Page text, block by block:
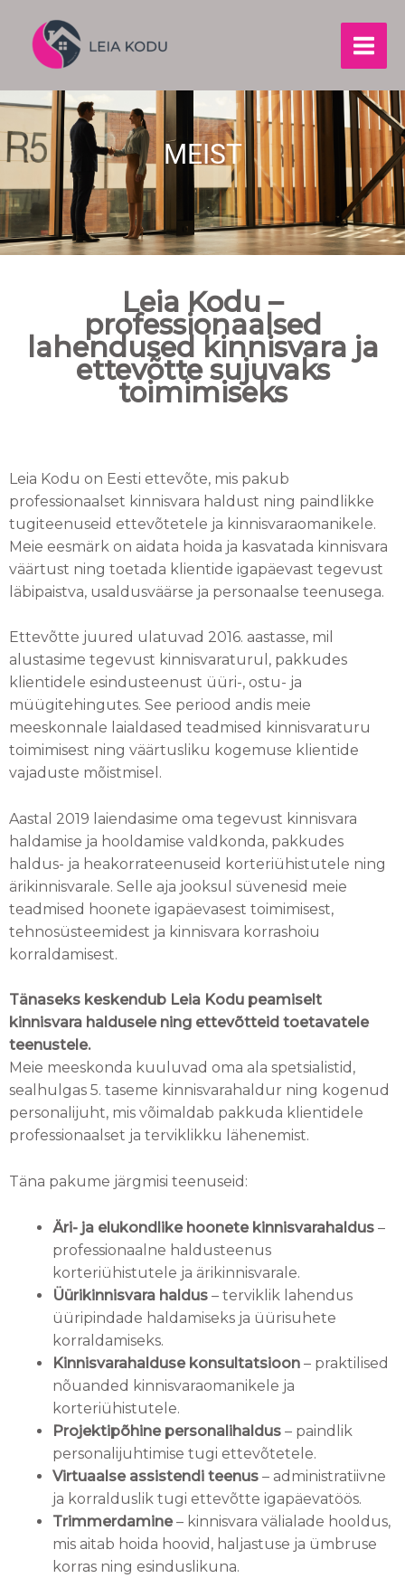
content
MEIST
Leia Kodu –
professionaalsed
lahendused kinnisvara ja
ettevõtte sujuvaks
toimimiseks
Leia Kodu on Eesti ettevõte, mis pakub
professionaalset kinnisvara haldust ning paindlikke
tugiteenuseid ettevõtetele ja kinnisvaraomanikele.
Meie eesmärk on aidata hoida ja kasvatada kinnisvara
väärtust ning toetada klientide igapäevast tegevust
läbipaistva, usaldusväärse ja personaalse teenusega.
Ettevõtte juured ulatuvad 2016. aastasse, mil
alustasime tegevust kinnisvaraturul, pakkudes
klientidele esindusteenust üüri-, ostu- ja
müügitehingutes. See periood andis meie
meeskonnale laialdased teadmised kinnisvaraturu
toimimisest ning väärtusliku kogemuse klientide
vajaduste mõistmisel.
Aastal 2019 laiendasime oma tegevust kinnisvara
haldamise ja hooldamise valdkonda, pakkudes
haldus- ja heakorrateenuseid korteriühistutele ning
ärikinnisvarale. Selle aja jooksul süvenesid meie
teadmised hoonete igapäevasest toimimisest,
tehnosüsteemidest ja kinnisvara korrashoiu
korraldamisest.
Tänaseks keskendub Leia Kodu peamiselt
kinnisvara haldusele ning ettevõtteid toetavatele
teenustele.
Meie meeskonda kuuluvad oma ala spetsialistid,
sealhulgas 5. taseme kinnisvarahaldur ning kogenud
personalijuht, mis võimaldab pakkuda klientidele
professionaalset ja terviklikku lähenemist.
Täna pakume järgmisi teenuseid:
Äri- ja elukondlike hoonete kinnisvarahaldus –
professionaalne haldusteenus
korteriühistutele ja ärikinnisvarale.
Üürikinnisvara haldus – terviklik lahendus
üüripindade haldamiseks ja üürisuhete
korraldamiseks.
Kinnisvarahalduse konsultatsioon – praktilised
nõuanded kinnisvaraomanikele ja
korteriühistutele.
Projektipõhine personalihaldus – paindlik
personalijuhtimise tugi ettevõtetele.
Virtuaalse assistendi teenus – administratiivne
ja korralduslik tugi ettevõtte igapäevatöös.
Trimmerdamine– kinnisvara välialade hooldus,
mis aitab hoida hoovid, haljastuse ja ümbruse
korras ning esinduslikuna.